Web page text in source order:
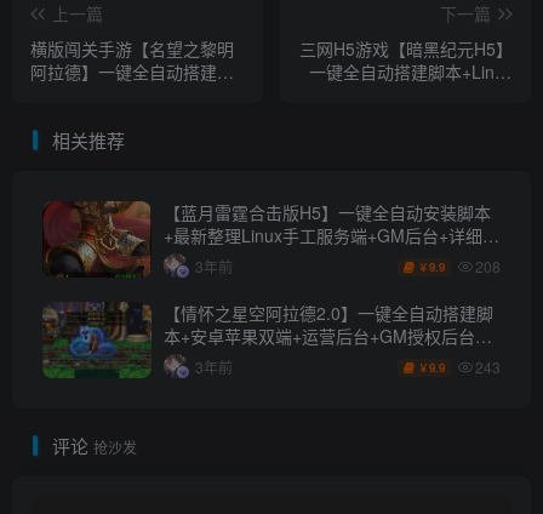
上一篇
横版闯关手游【名望之黎明
阿拉德】一键全自动搭建脚
后台+安卓苹果双端+详细搭
下一篇
三网H5游戏【暗黑纪元H5】
一键全自动搭建脚本+Linux
相关推荐
【蓝月雷霆合击版H5】一键全自动安装脚本
+最新整理Linux手工服务端+GM后台+详细搭
建教3年前 ￥9.9 208
【情怀之星空阿拉德2.0】一键全自动搭建脚
本+安卓苹果双端+运营后台+GM授权后台
+Linux手工服务端+全套表+详细搭建教程
3年前 ￥9.9 243
评论 抢沙发